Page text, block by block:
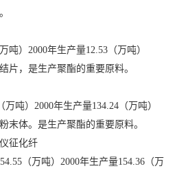
吨）2000年生产量12.53（万吨）
片，是生产聚酯的重要原料。
吨）2000年生产量134.24（万吨）
末体。是生产聚酯的重要原料。
征化纤
（万吨）2000年生产量154.36（万